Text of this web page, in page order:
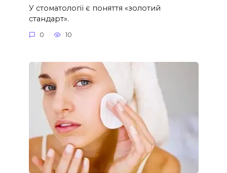
У стоматології є поняття «золотий
стандарт».
0 10